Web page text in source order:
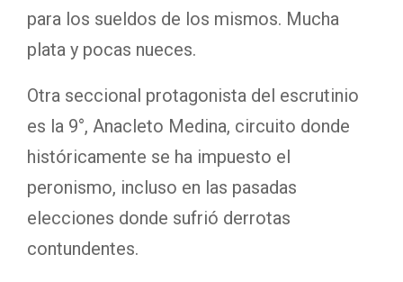
para los sueldos de los mismos. Mucha
plata y pocas nueces.
Otra seccional protagonista del escrutinio
es la 9°, Anacleto Medina, circuito donde
históricamente se ha impuesto el
peronismo, incluso en las pasadas
elecciones donde sufrió derrotas
contundentes.